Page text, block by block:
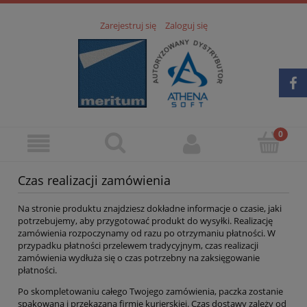
Zarejestruj się Zaloguj się
Czas realizacji zamówienia
Na stronie produktu znajdziesz dokładne informacje o czasie, jaki
potrzebujemy, aby przygotować produkt do wysyłki. Realizację
zamówienia rozpoczynamy od razu po otrzymaniu płatności. W
przypadku płatności przelewem tradycyjnym, czas realizacji
zamówienia wydłuża się o czas potrzebny na zaksięgowanie
płatności.
Po skompletowaniu całego Twojego zamówienia, paczka zostanie
spakowana i przekazana firmie kurierskiej. Czas dostawy zależy od